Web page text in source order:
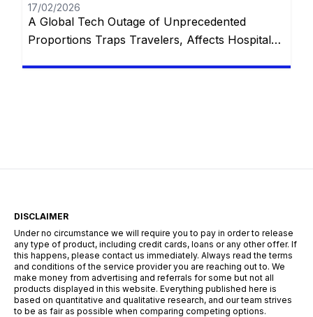
17/02/2026
A Global Tech Outage of Unprecedented
Proportions Traps Travelers, Affects Hospitals,
disrupted emergency communication systems,
DISCLAIMER
Under no circumstance we will require you to pay in order to release
any type of product, including credit cards, loans or any other offer. If
this happens, please contact us immediately. Always read the terms
and conditions of the service provider you are reaching out to. We
make money from advertising and referrals for some but not all
products displayed in this website. Everything published here is
based on quantitative and qualitative research, and our team strives
to be as fair as possible when comparing competing options.